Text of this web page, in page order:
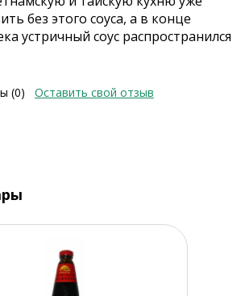
без этого соуса, а в конце
устричный соус распространился
(0) Оставить свой отзыв